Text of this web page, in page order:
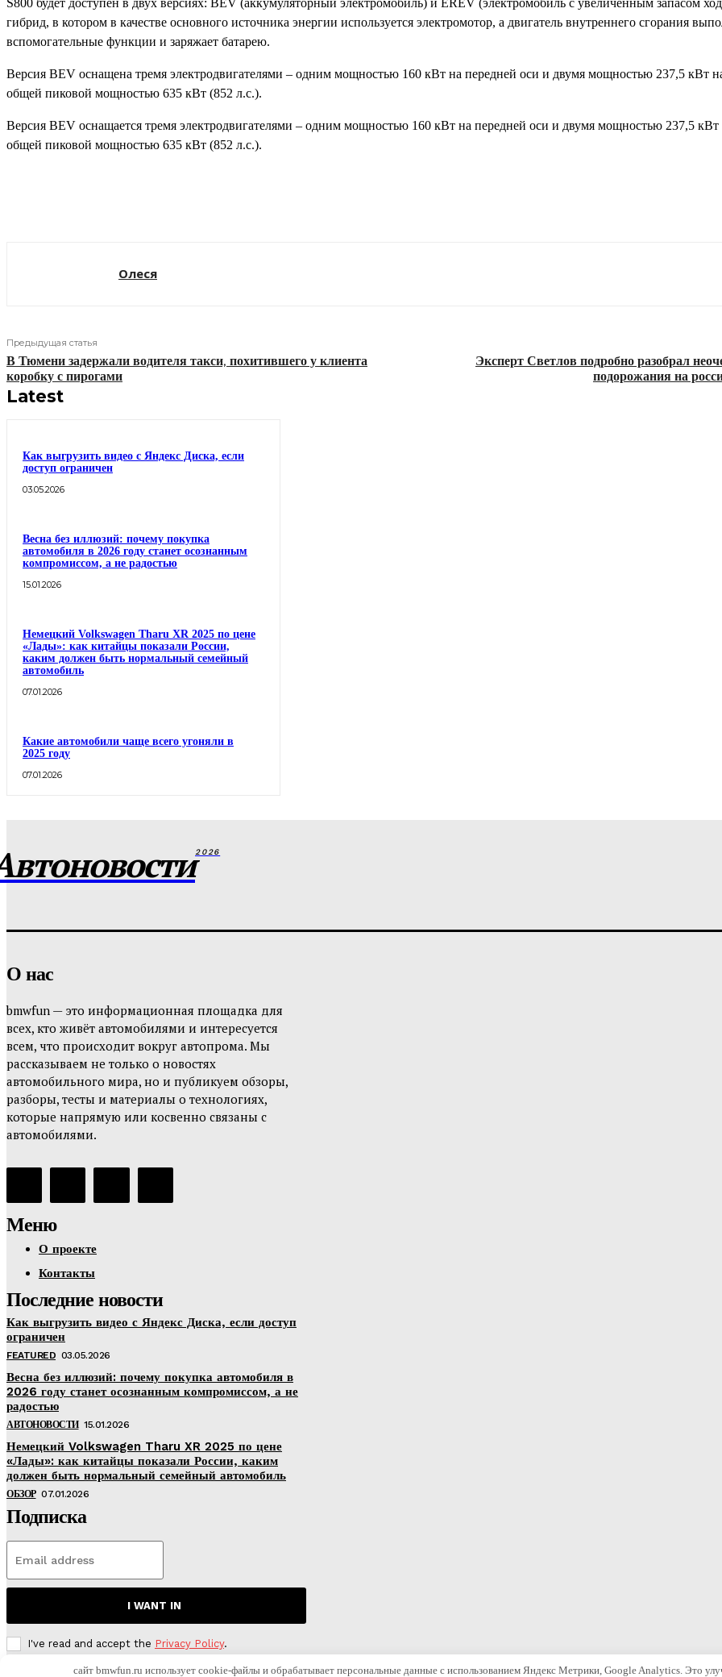
гибрид, в котором в качестве основного источника энергии используется электромотор, а двигатель внутреннего сгорания
вспомогательные функции и заряжает батарею.
Версия BEV оснащена тремя электродвигателями – одним мощностью 160 кВт на передней оси и двумя мощностью 237,5 кВт
общей пиковой мощностью 635 кВт (852 л.с.).
Версия BEV оснащается тремя электродвигателями – одним мощностью 160 кВт на передней оси и двумя мощностью 237,5 кВт
общей пиковой мощностью 635 кВт (852 л.с.).
Олеся
Предыдущая статья
В Тюмени задержали водителя такси, похитившего у клиента
коробку с пирогами
Эксперт Светлов подробно разобрал
подорожания на
Latest
Как выгрузить видео с Яндекс Диска, если
доступ ограничен
03.05.2026
Весна без иллюзий: почему покупка
автомобиля в 2026 году станет осознанным
компромиссом, а не радостью
15.01.2026
Немецкий Volkswagen Tharu XR 2025 по цене
«Лады»: как китайцы показали России,
каким должен быть нормальный семейный
автомобиль
07.01.2026
Какие автомобили чаще всего угоняли в
2025 году
07.01.2026
2026
О нас
bmwfun — это информационная площадка для
всех, кто живёт автомобилями и интересуется
всем, что происходит вокруг автопрома. Мы
рассказываем не только о новостях
автомобильного мира, но и публикуем обзоры,
разборы, тесты и материалы о технологиях,
которые напрямую или косвенно связаны с
автомобилями.
Меню
О проекте
Контакты
Последние новости
Как выгрузить видео с Яндекс Диска, если доступ
ограничен
FEATURED 03.05.2026
Весна без иллюзий: почему покупка автомобиля в
2026 году станет осознанным компромиссом, а не
радостью
АВТОНОВОСТИ 15.01.2026
Немецкий Volkswagen Tharu XR 2025 по цене
«Лады»: как китайцы показали России, каким
должен быть нормальный семейный автомобиль
ОБЗОР 07.01.2026
Подписка
I WANT IN
I've read and accept the Privacy Policy.
сайт bmwfun.ru использует cookie-файлы и обрабатывает персональные данные с использованием Яндекс Метрики, Google Analytics. Это